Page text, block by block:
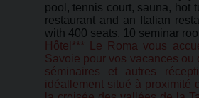
pool, tennis court, sauna, hot
restaurant and an Italian
with 400 seats, 10 seminar
Hôtel*** Le Roma vous
Savoie pour vos vacances ou
séminaires et autres
idéallement situé à proximité